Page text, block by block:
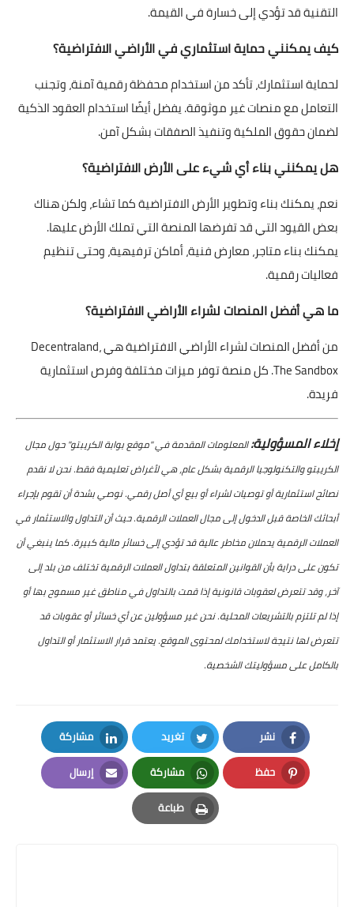
التقنية قد تؤدي إلى خسارة في القيمة.
كيف يمكنني حماية استثماري في الأراضي الافتراضية؟
لحماية استثمارك، تأكد من استخدام محفظة رقمية آمنة، وتجنب
التعامل مع منصات غير موثوقة. يفضل أيضًا استخدام العقود الذكية
لضمان حقوق الملكية وتنفيذ الصفقات بشكل آمن.
هل يمكنني بناء أي شيء على الأرض الافتراضية؟
نعم، يمكنك بناء وتطوير الأرض الافتراضية كما تشاء، ولكن هناك
بعض القيود التي قد تفرضها المنصة التي تملك الأرض عليها.
يمكنك بناء متاجر، معارض فنية، أماكن ترفيهية، وحتى تنظيم
فعاليات رقمية.
ما هي أفضل المنصات لشراء الأراضي الافتراضية؟
من أفضل المنصات لشراء الأراضي الافتراضية هي Decentraland،
The Sandbox. كل منصة توفر ميزات مختلفة وفرص استثمارية
فريدة.
إخلاء المسؤولية:المعلومات المقدمة في "موقع بوابة الكريبتو" حول مجال
الكريبتو والتكنولوجيا الرقمية بشكل عام، هي لأغراض تعليمية فقط. نحن لا نقدم
نصائح استثمارية أو توصيات لشراء أو بيع أي أصل رقمي. نوصي بشدة أن تقوم بإجراء
أبحاثك الخاصة قبل الدخول إلى مجال العملات الرقمية. حيث أن التداول والاستثمار في
العملات الرقمية يحملان مخاطر عالية قد تؤدي إلى خسائر مالية كبيرة. كما ينبغي أن
تكون على دراية بأن القوانين المتعلقة بتداول العملات الرقمية تختلف من بلد إلى
آخر، وقد تتعرض لعقوبات قانونية إذا قمت بالتداول في مناطق غير مسموح بها أو
إذا لم تلتزم بالتشريعات المحلية. نحن غير مسؤولين عن أي خسائر أو عقوبات قد
تتعرض لها نتيجة لاستخدامك لمحتوى الموقع. يعتمد قرار الاستثمار أو التداول
بالكامل على مسؤوليتك الشخصية.
نشر
Facebook
تغريد
Twitter
مشاركة
LinkedIn
حفظ
Pinterest
مشاركة
Whatsapp
إرسال
Email
طباعة
Print